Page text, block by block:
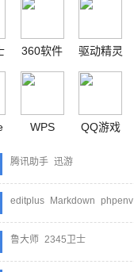
360软件 驱动精灵
WPS QQ游戏
腾讯助手 迅游
editplus Markdown phpenv
鲁大师 2345卫士